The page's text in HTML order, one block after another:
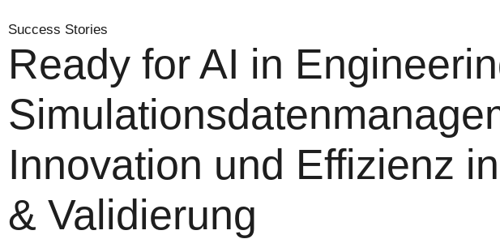
Success Stories
Ready for AI in
Innovation und Effizienz
& Validierung